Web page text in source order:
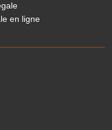
en ligne